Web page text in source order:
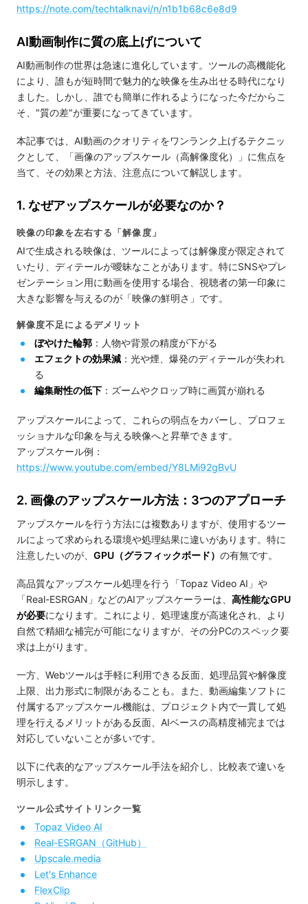
https://note.com/techtalknavi/n/n1b1b68c6e8d9
AI動画制作に質の底上げについて
AI動画制作の世界は急速に進化しています。ツールの高機能化
により、誰もが短時間で魅力的な映像を生み出せる時代になり
ました。しかし、誰でも簡単に作れるようになった今だからこ
そ、"質の差"が重要になってきています。
本記事では、AI動画のクオリティをワンランク上げるテクニッ
クとして、「画像のアップスケール（高解像度化）」に焦点を
当て、その効果と方法、注意点について解説します。
1. なぜアップスケールが必要なのか？
映像の印象を左右する「解像度」
AIで生成される映像は、ツールによっては解像度が限定されて
いたり、ディテールが曖昧なことがあります。特にSNSやプレ
ゼンテーション用に動画を使用する場合、視聴者の第一印象に
大きな影響を与えるのが「映像の鮮明さ」です。
解像度不足によるデメリット
ぼやけた輪郭 ：人物や背景の精度が下がる
エフェクトの効果減 ：光や煙、爆発のディテールが失われ
る
編集耐性の低下 ：ズームやクロップ時に画質が崩れる
アップスケールによって、これらの弱点をカバーし、プロフェ
ッショナルな印象を与える映像へと昇華できます。
アップスケール例：
https://www.youtube.com/embed/Y8LMi92gBvU
2. 画像のアップスケール方法：3つのアプローチ
アップスケールを行う方法には複数ありますが、使用するツー
ルによって求められる環境や処理結果に違いがあります。特に
注意したいのが、 GPU（グラフィックボード） の有無です。
高品質なアップスケール処理を行う「Topaz Video AI」や
「Real-ESRGAN」などのAIアップスケーラーは、 高性能なGPU
が必要になります。これにより、処理速度が高速化され、より
自然で精細な補完が可能になりますが、その分PCのスペック要
求は上がります。
一方、Webツールは手軽に利用できる反面、処理品質や解像度
上限、出力形式に制限があることも。また、動画編集ソフトに
付属するアップスケール機能は、プロジェクト内で一貫して処
理を行えるメリットがある反面、AIベースの高精度補完までは
対応していないことが多いです。
以下に代表的なアップスケール手法を紹介し、比較表で違いを
明示します。
ツール公式サイトリンク一覧
Topaz Video AI
Real-ESRGAN（GitHub）
Upscale.media
Let's Enhance
FlexClip